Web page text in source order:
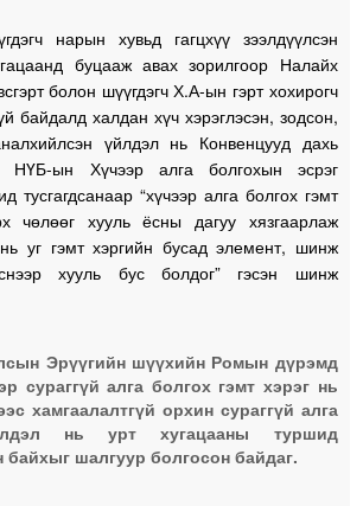
нарын хувьд гагцхүү зээлдүүлсэн
буцааж авах зорилгоор Налайх
болон шүүгдэгч Х.А-ын гэрт хохирогч
байдалд халдан хүч хэрэглэсэн, зодсон,
үйлдэл нь Конвенцууд дахь
НҮБ-ын Хүчээр алга болгохын эсрэг
тусгагдсанаар “хүчээр алга болгох гэмт
чөлөөг хууль ёсны дагуу хязгаарлаж
уг гэмт хэргийн бусад элемент, шинж
хууль бус болдог” гэсэн шинж
Эрүүгийн шүүхийн Ромын дүрэмд
сураггүй алга болгох гэмт хэрэг нь
хамгаалалтгүй орхин сураггүй алга
нь урт хугацааны туршид
байхыг шалгуур болгосон байдаг.